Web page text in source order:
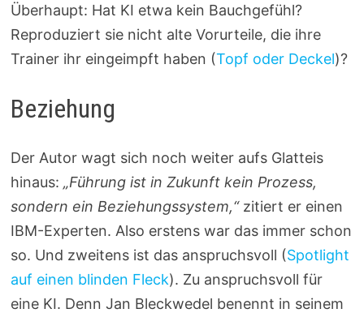
Überhaupt: Hat KI etwa kein Bauchgefühl?
Reproduziert sie nicht alte Vorurteile, die ihre
Trainer ihr eingeimpft haben (Topf oder Deckel)?
Beziehung
Der Autor wagt sich noch weiter aufs Glatteis
hinaus:„Führung ist in Zukunft kein Prozess,
sondern ein Beziehungssystem,“zitiert er einen
IBM-Experten. Also erstens war das immer schon
so. Und zweitens ist das anspruchsvoll (Spotlight
auf einen blinden Fleck). Zu anspruchsvoll für
eine KI. Denn Jan Bleckwedel benennt in seinem